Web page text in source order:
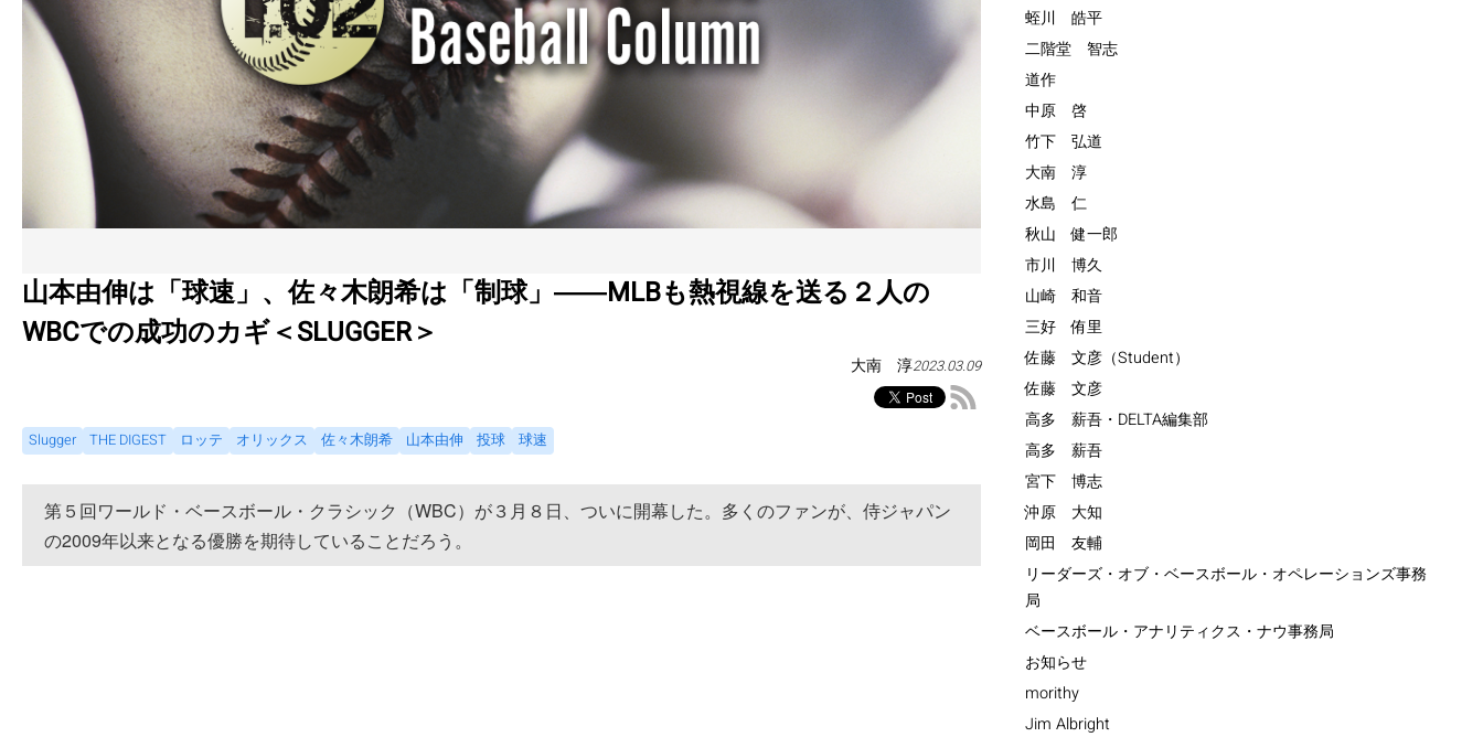
山本由伸は「球速」、佐々木朗希は「制球」――MLBも熱視線を送る２人の
WBCでの成功のカギ＜SLUGGER＞
大南 淳2023.03.09
Slugger THE DIGEST ロッテ オリックス 佐々木朗希 山本由伸 投球 球速
第５回ワールド・ベースボール・クラシック（WBC）が３月８日、ついに開幕した。多くのファンが、侍ジャパン
の2009年以来となる優勝を期待していることだろう。
蛭川 皓平
二階堂 智志
道作
中原 啓
竹下 弘道
大南 淳
水島 仁
秋山 健一郎
市川 博久
山崎 和音
三好 侑里
佐藤 文彦（Student）
佐藤 文彦
高多 薪吾・DELTA編集部
高多 薪吾
宮下 博志
沖原 大知
岡田 友輔
リーダーズ・オブ・ベースボール・オペレーションズ事務
局
ベースボール・アナリティクス・ナウ事務局
お知らせ
morithy
Jim Albright